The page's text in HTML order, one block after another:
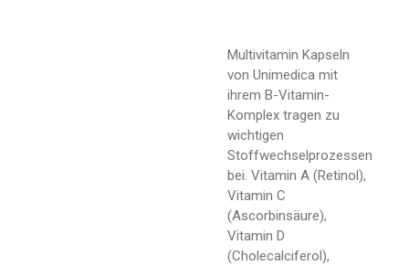
Multivitamin Kapseln
von Unimedica mit
ihrem B-Vitamin-
Komplex tragen zu
wichtigen
Stoffwechselprozessen
bei. Vitamin A (Retinol),
Vitamin C
(Ascorbinsäure),
Vitamin D
(Cholecalciferol),